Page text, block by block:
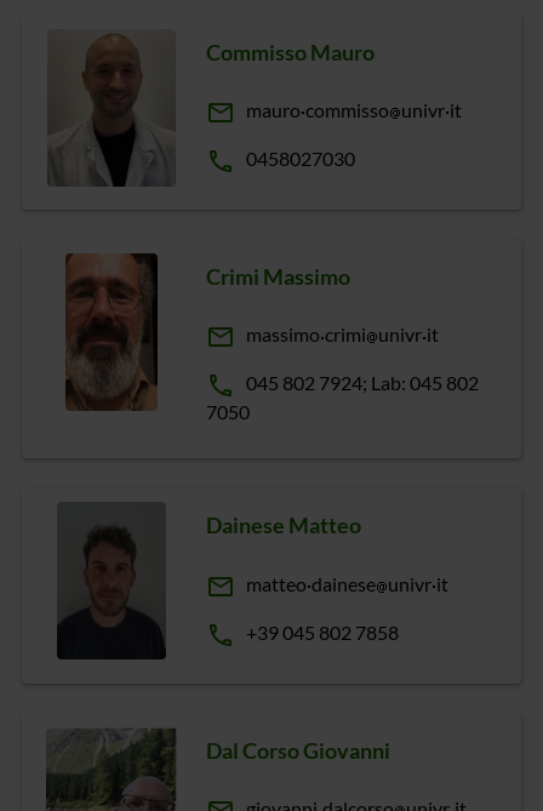
Commisso Mauro
email mauro commisso univr it
phone 0458027030
Crimi Massimo
email massimo crimi univr it
phone
045 802 7924; Lab: 045 802
7050
Dainese Matteo
email matteo dainese univr it
phone +39 045 802 7858
Dal Corso Giovanni